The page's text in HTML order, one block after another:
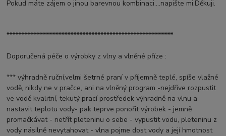
Pokud máte zájem o jinou barevnou kombinaci....napište mi.Děkuji.
*******************************************************
Doporučená péče o výrobky z vlny a vlněné příze :
*** výhradně ruční,velmi šetrné praní v příjemně teplé, spíše vlažné
vodě, nikdy ne v pračce, ani na vlněný program -nejdříve rozpustit
ve vodě kvalitní, tekutý prací prostředek výhradně na vlnu a
nastavit teplotu vody- pak teprve ponořit výrobek - jemně
promačkávat - netřít pleteninu o sebe - vypustit vodu, pleteninu z
vody násilně nevytahovat - vlna pojme dost vody a její hmotnost